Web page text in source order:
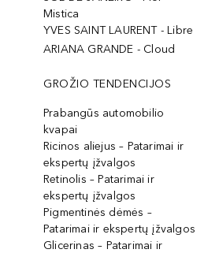
Mistica
YVES SAINT LAURENT - Libre
ARIANA GRANDE - Cloud
GROŽIO TENDENCIJOS
Prabangūs automobilio
kvapai
Ricinos aliejus – Patarimai ir
ekspertų įžvalgos
Retinolis – Patarimai ir
ekspertų įžvalgos
Pigmentinės dėmės –
Patarimai ir ekspertų įžvalgos
Glicerinas – Patarimai ir